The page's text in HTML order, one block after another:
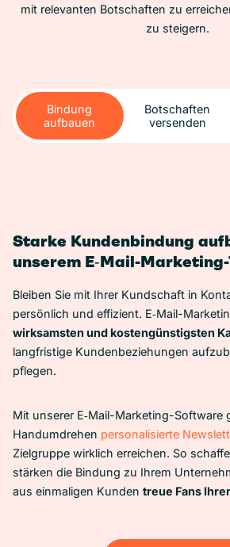
mit relevanten Botschaften zu
zu steigern.
Bindung
aufbauen
Botschaften
versenden
Starke Kundenbindung
unserem E‑Mail-
Bleiben Sie mit Ihrer Kundschaft in
persönlich und effizient. E‑Mail-
wirksamsten und kostengünstigsten
langfristige Kundenbeziehungen
pflegen.
Mit unserer E‑Mail-Marketing-Software
Handumdrehen personalisierte
Zielgruppe wirklich erreichen. So
stärken die Bindung zu Ihrem
aus einmaligen Kunden treue Fans